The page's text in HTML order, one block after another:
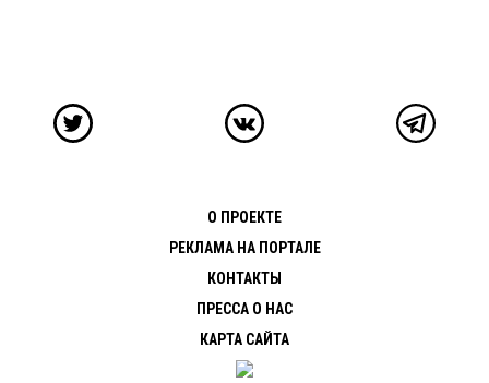
О ПРОЕКТЕ
РЕКЛАМА НА ПОРТАЛЕ
КОНТАКТЫ
ПРЕССА О НАС
КАРТА САЙТА